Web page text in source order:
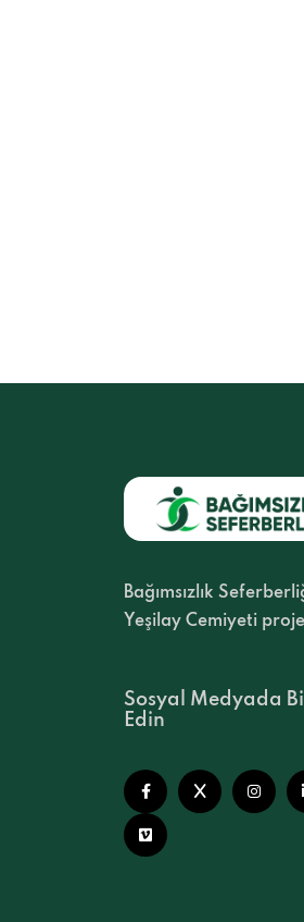
Bağımsızlık
Yeşilay Cemiyeti
Sosyal Medyada
Edin